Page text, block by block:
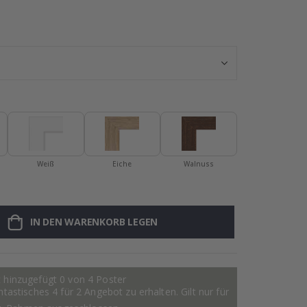
Weiß Eiche Walnuss
IN DEN WARENKORB LEGEN
hinzugefügt 0 von 4 Poster
4 für 2 Angebot zu erhalten. Gilt nur für